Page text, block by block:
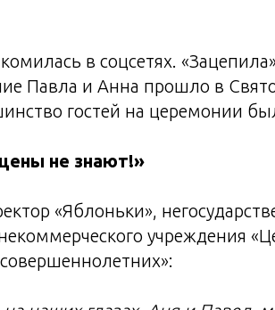
в соцсетях.
Павла и Анна прошло в
гостей на церемонии
не знают!»
«Яблоньки»,
учреждения